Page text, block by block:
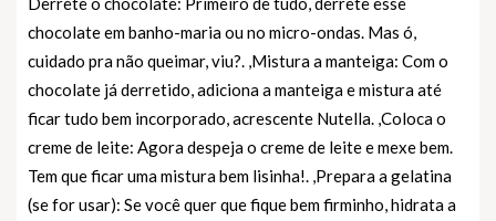
chocolate em banho-maria ou no micro-ondas. Mas ó,
cuidado pra não queimar, viu?. ,Mistura a manteiga: Com o
chocolate já derretido, adiciona a manteiga e mistura até
ficar tudo bem incorporado, acrescente Nutella. ,Coloca o
creme de leite: Agora despeja o creme de leite e mexe bem.
Tem que ficar uma mistura bem lisinha!. ,Prepara a gelatina
(se for usar): Se você quer que fique bem firminho, hidrata a